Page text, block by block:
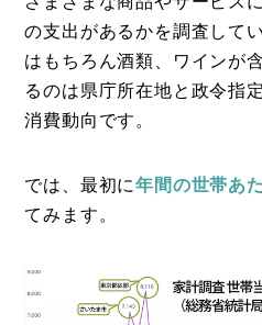
と新潟
の支出があるかを調査して
はもちろん酒類、ワインが
るのは県庁所在地と政令指
消費動向です。
では、最初に年間の世帯あ
てみます。